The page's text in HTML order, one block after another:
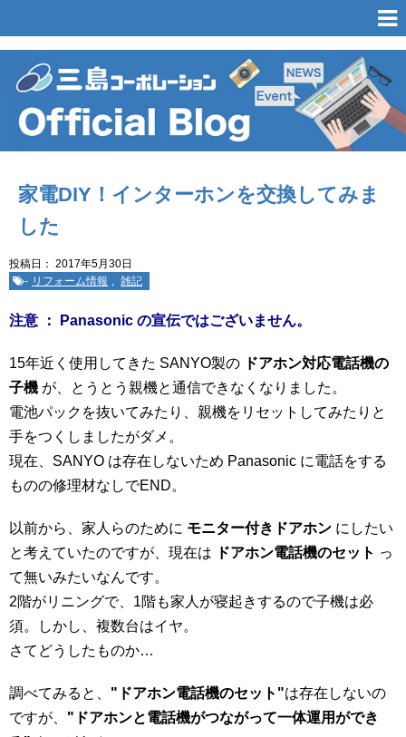
家電DIY！インターホンを交換してみま
した
投稿日： 2017年5月30日
- リフォーム情報 雑記
注意 ： Panasonic の宣伝ではございません。
15年近く使用してきた SANYO製の
ドアホン対応電話機の
子機 が、とうとう親機と通信できなくなりました。
電池パックを抜いてみたり、親機をリセットしてみたりと
手をつくしましたがダメ。
現在、SANYO は存在しないため Panasonic に電話をする
ものの修理材なしでEND。
以前から、家人らのために モニター付きドアホン にしたい
と考えていたのですが、現在は
ドアホン電話機のセット っ
て無いみたいなんです。
2階がリニングで、1階も家人が寝起きするので子機は必
須。しかし、複数台はイヤ。
さてどうしたものか…
調べてみると、 "ドアホン電話機のセット"は存在しないの
ですが、 "ドアホンと電話機がつながって一体運用ができ